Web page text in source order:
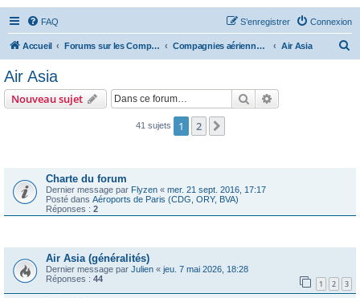
FAQ Connexion
S’enregistrer
Accueil Forums sur les Compagnies Aériennes Compagnies aériennes d'Asie et d'Océanie Air Asia
r
Air Asia
Nouveau sujet Rechercher
41 sujets 1 2
Charte du forum
Dernier message par Flyzen « mer. 21 sept. 2016, 17:17
Posté dans Aéroports de Paris (CDG, ORY, BVA)
Réponses : 2
Air Asia (généralités)
Dernier message par Julien « jeu. 7 mai 2026, 18:28
Réponses : 44 1 2 3